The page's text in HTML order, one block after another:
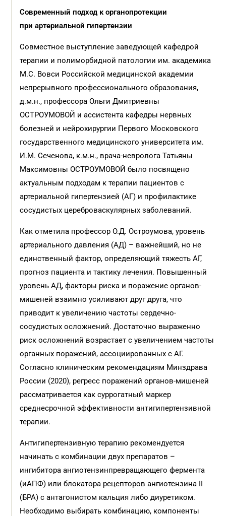
Современный подход к органопротекции
при артериальной гипертензии
Совместное выступление заведующей кафедрой
терапии и полиморбидной патологии им. академика
М.С. Вовси Российской медицинской академии
непрерывного профессионального образования,
д.м.н., профессора Ольги Дмитриевны
ОСТРОУМОВОЙ и ассистента кафедры нервных
болезней и нейрохирургии Первого Московского
государственного медицинского университета им.
И.М. Сеченова, к.м.н., врача-невролога Татьяны
Максимовны ОСТРОУМОВОЙ было посвящено
актуальным подходам к терапии пациентов с
артериальной гипертензией (АГ) и профилактике
сосудистых цереброваскулярных заболеваний.
Как отметила профессор О.Д. Остроумова, уровень
артериального давления (АД) – важнейший, но не
единственный фактор, определяющий тяжесть АГ,
прогноз пациента и тактику лечения. Повышенный
уровень АД, факторы риска и поражение органов-
мишеней взаимно усиливают друг друга, что
приводит к увеличению частоты сердечно-
сосудистых осложнений. Достаточно выраженно
риск осложнений возрастает с увеличением частоты
органных поражений, ассоциированных с АГ.
Согласно клиническим рекомендациям Минздрава
России (2020), регресс поражений органов-мишеней
рассматривается как суррогатный маркер
среднесрочной эффективности антигипертензивной
терапии.
Антигипертензивную терапию рекомендуется
начинать с комбинации двух препаратов –
ингибитора ангиотензинпревращающего фермента
(иАПФ) или блокатора рецепторов ангиотензина II
(БРА) с антагонистом кальция либо диуретиком.
Необходимо выбирать комбинацию, компоненты